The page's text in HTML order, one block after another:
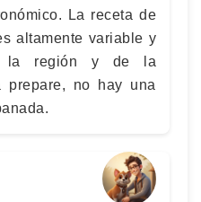
La receta de
altamente variable y
la región y de la
no hay una